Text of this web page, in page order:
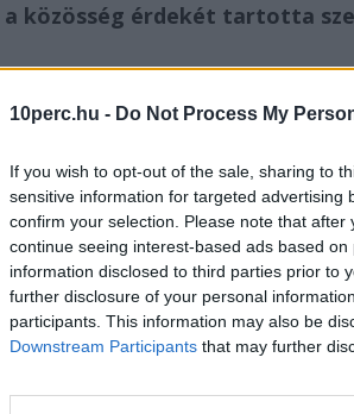
10perc.hu - Do Not Process My
If you wish to opt-out of the sale, sharing to
sensitive information for targeted advertising
confirm your selection. Please note that
continue seeing interest-based ads based
information disclosed to third parties prior to
further disclosure of your personal
participants. This information may also be
Downstream Participants that may further
a közösség érdekét tartotta